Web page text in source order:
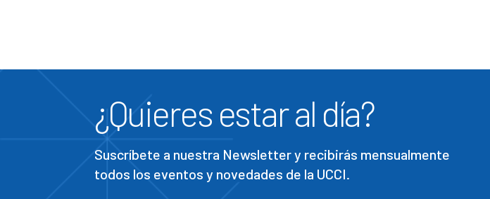
¿Quieres estar al día?
Suscríbete a nuestra Newsletter y recibirás mensualmente
todos los eventos y novedades de la UCCI.